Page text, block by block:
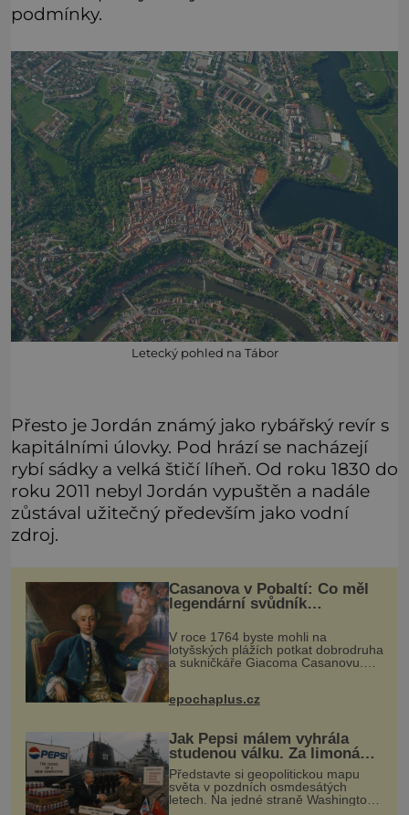
podmínky.
Letecký pohled na Tábor
Přesto je Jordán známý jako rybářský revír s
kapitálními úlovky. Pod hrází se nacházejí
rybí sádky a velká štičí líheň. Od roku 1830 do
roku 2011 nebyl Jordán vypuštěn a nadále
zůstával užitečný především jako vodní
zdroj.
Casanova v Pobaltí: Co měl
legendární svůdník
společného se svobodnými
zednáři?
V roce 1764 byste mohli na
lotyšských plážích potkat dobrodruha
a sukničkáře Giacoma Casanovu.
Jeho cesta k Baltskému moři však
pracovní cestou se zištnými úmysly.
epochaplus.cz
Jak Pepsi málem vyhrála
studenou válku. Za limonádu
dostala ponorky i křižník
Představte si geopolitickou mapu
světa v pozdních osmdesátých
letech. Na jedné straně Washington,